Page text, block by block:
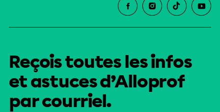
Reçois toutes les infos
et astuces d’Alloprof
par courriel.